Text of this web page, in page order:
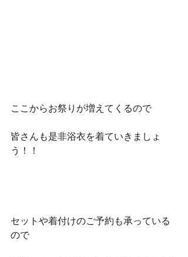
ここからお祭りが増えてくるので
皆さんも是非浴衣を着ていきましょ
う！！
セットや着付けのご予約も承っている
ので